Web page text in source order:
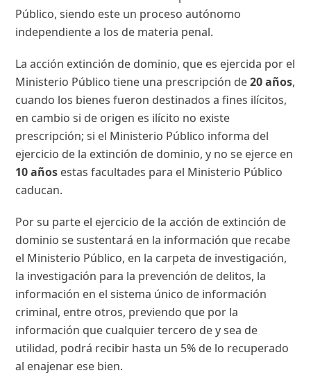
Público, siendo este un proceso autónomo
independiente a los de materia penal.
La acción extinción de dominio, que es ejercida por el
Ministerio Público tiene una prescripción de20 años,
cuando los bienes fueron destinados a fines ilícitos,
en cambio si de origen es ilícito no existe
prescripción; si el Ministerio Público informa del
ejercicio de la extinción de dominio, y no se ejerce en
10 años estas facultades para el Ministerio Público
caducan.
Por su parte el ejercicio de la acción de extinción de
dominio se sustentará en la información que recabe
el Ministerio Público, en la carpeta de investigación,
la investigación para la prevención de delitos, la
información en el sistema único de información
criminal, entre otros, previendo que por la
información que cualquier tercero de y sea de
utilidad, podrá recibir hasta un 5% de lo recuperado
al enajenar ese bien.